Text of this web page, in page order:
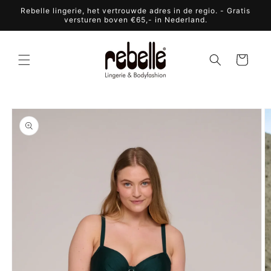
naar de
Rebelle lingerie, het vertrouwde adres in de regio. - Gratis
versturen boven €65,- in Nederland.
Winkelwagen